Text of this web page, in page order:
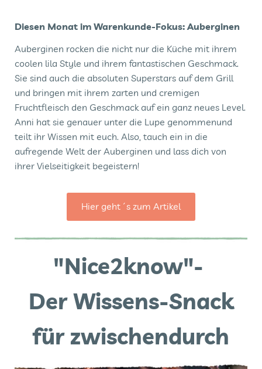
Diesen Monat im Warenkunde-Fokus: Auberginen
Auberginen rocken die nicht nur die Küche mit ihrem
coolen lila Style und ihrem fantastischen Geschmack.
Sie sind auch die absoluten Superstars auf dem Grill
und bringen mit ihrem zarten und cremigen
Fruchtfleisch den Geschmack auf ein ganz neues Level.
Anni hat sie genauer unter die Lupe genommenund
teilt ihr Wissen mit euch. Also, tauch ein in die
aufregende Welt der Auberginen und lass dich von
ihrer Vielseitigkeit begeistern!
Hier geht´s zum Artikel
"Nice2know"-
Der Wissens-Snack
für zwischendurch